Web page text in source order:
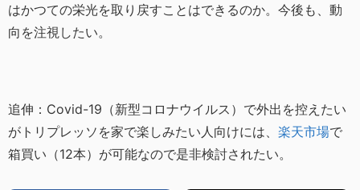
はかつての栄光を取り戻すことはできるのか。今後も、動
向を注視したい。
追伸：Covid-19（新型コロナウイルス）で外出を控えたい
がトリプレッソを家で楽しみたい人向けには、 楽天市場で
箱買い（12本）が可能なので是非検討されたい。